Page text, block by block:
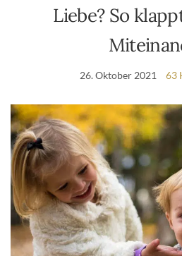
Liebe? So
26. Oktober 2021 63